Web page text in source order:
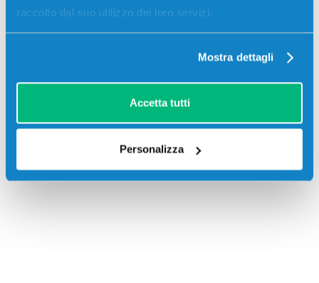
raccolto dal suo utilizzo dei loro servizi.
Mostra dettagli
Accetta tutti
Personalizza
Recensioni